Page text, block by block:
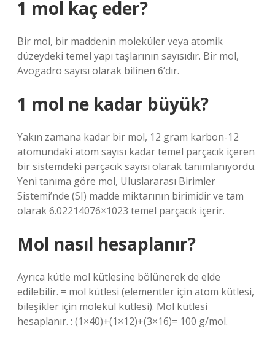
1 mol kaç eder?
Bir mol, bir maddenin moleküler veya atomik
düzeydeki temel yapı taşlarının sayısıdır. Bir mol,
Avogadro sayısı olarak bilinen 6’dır.
1 mol ne kadar büyük?
Yakın zamana kadar bir mol, 12 gram karbon-12
atomundaki atom sayısı kadar temel parçacık içeren
bir sistemdeki parçacık sayısı olarak tanımlanıyordu.
Yeni tanıma göre mol, Uluslararası Birimler
Sistemi’nde (SI) madde miktarının birimidir ve tam
olarak 6.02214076×1023 temel parçacık içerir.
Mol nasıl hesaplanır?
Ayrıca kütle mol kütlesine bölünerek de elde
edilebilir. = mol kütlesi (elementler için atom kütlesi,
bileşikler için molekül kütlesi). Mol kütlesi
hesaplanır. : (1×40)+(1×12)+(3×16)= 100 g/mol.